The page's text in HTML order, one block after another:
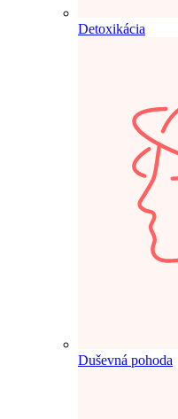
Detoxikácia
Duševná pohoda